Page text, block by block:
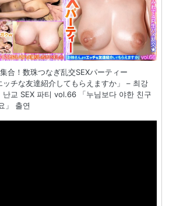
合！数珠つなぎ乱交SEXパーティー
チな友達紹介してもらえますか」 – 최강
난교 SEX 파티 vol.66 「누님보다 야한 친구
」 출연